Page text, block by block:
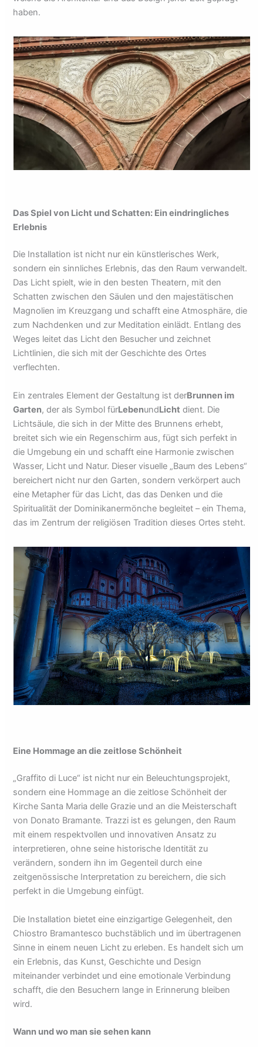
haben.
Das Spiel von Licht und Schatten: Ein eindringliches
Erlebnis
Die Installation ist nicht nur ein künstlerisches Werk,
sondern ein sinnliches Erlebnis, das den Raum verwandelt.
Das Licht spielt, wie in den besten Theatern, mit den
Schatten zwischen den Säulen und den majestätischen
Magnolien im Kreuzgang und schafft eine Atmosphäre, die
zum Nachdenken und zur Meditation einlädt. Entlang des
Weges leitet das Licht den Besucher und zeichnet
Lichtlinien, die sich mit der Geschichte des Ortes
verflechten.
Ein zentrales Element der Gestaltung ist derBrunnen im
Garten, der als Symbol fürLebenundLicht dient. Die
Lichtsäule, die sich in der Mitte des Brunnens erhebt,
breitet sich wie ein Regenschirm aus, fügt sich perfekt in
die Umgebung ein und schafft eine Harmonie zwischen
Wasser, Licht und Natur. Dieser visuelle „Baum des Lebens“
bereichert nicht nur den Garten, sondern verkörpert auch
eine Metapher für das Licht, das das Denken und die
Spiritualität der Dominikanermönche begleitet – ein Thema,
das im Zentrum der religiösen Tradition dieses Ortes steht.
Eine Hommage an die zeitlose Schönheit
„Graffito di Luce“ ist nicht nur ein Beleuchtungsprojekt,
sondern eine Hommage an die zeitlose Schönheit der
Kirche Santa Maria delle Grazie und an die Meisterschaft
von Donato Bramante. Trazzi ist es gelungen, den Raum
mit einem respektvollen und innovativen Ansatz zu
interpretieren, ohne seine historische Identität zu
verändern, sondern ihn im Gegenteil durch eine
zeitgenössische Interpretation zu bereichern, die sich
perfekt in die Umgebung einfügt.
Die Installation bietet eine einzigartige Gelegenheit, den
Chiostro Bramantesco buchstäblich und im übertragenen
Sinne in einem neuen Licht zu erleben. Es handelt sich um
ein Erlebnis, das Kunst, Geschichte und Design
miteinander verbindet und eine emotionale Verbindung
schafft, die den Besuchern lange in Erinnerung bleiben
wird.
Wann und wo man sie sehen kann